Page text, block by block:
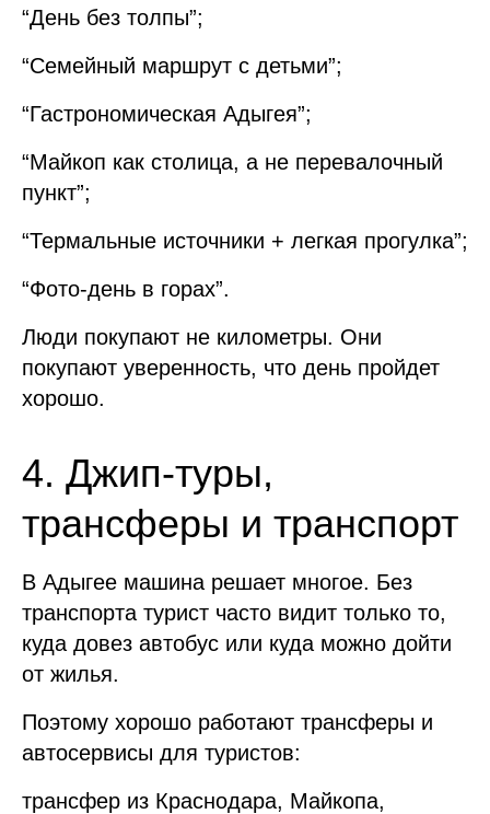
“День без толпы”;
“Семейный маршрут с детьми”;
“Гастрономическая Адыгея”;
“Майкоп как столица, а не перевалочный
пункт”;
“Термальные источники + легкая прогулка”;
“Фото-день в горах”.
Люди покупают не километры. Они
покупают уверенность, что день пройдет
хорошо.
4. Джип-туры,
трансферы и транспорт
В Адыгее машина решает многое. Без
транспорта турист часто видит только то,
куда довез автобус или куда можно дойти
от жилья.
Поэтому хорошо работают трансферы и
автосервисы для туристов:
трансфер из Краснодара, Майкопа,